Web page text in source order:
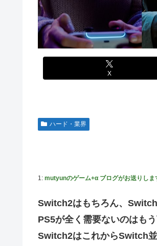
【ウマ娘】なんだかんだ人はダイ
「X-Men ’97」シーズン２ ８話
【ウマ娘】ライトオはこういう事言
「サカモトデイズ」最新話、つい
【ガンプラ再販】 HG「ジェスタ (
【朗報】メディア「PS6発売後も
【艦これ】みんなもう終わってそ
【艦これ】今回のかわいい大賞は決
PS4「アイマススターリットシー
連合のモルモット部隊の部隊長に
体調不良で休んでパチンコ通って
内閣広報官「高市総理が避難所を
X
ハード・業界
1: mutyunのゲーム+α ブログがお送りしま
Switch2はもちろん、
PS5が全く需要ないのはも
Switch2はこれからSwitch